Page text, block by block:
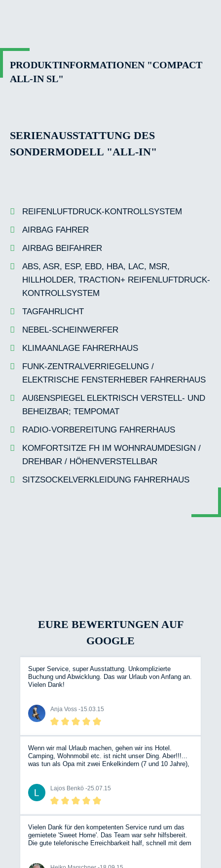
PRODUKTINFORMATIONEN "COMPACT
ALL-IN SL"
SERIENAUSSTATTUNG DES
SONDERMODELL "ALL-IN"
REIFENLUFTDRUCK-KONTROLLSYSTEM
AIRBAG FAHRER
AIRBAG BEIFAHRER
ABS, ASR, ESP, EBD, HBA, LAC, MSR,
HILLHOLDER, TRACTION+ REIFENLUFTDRUCK-
KONTROLLSYSTEM
TAGFAHRLICHT
NEBEL-SCHEINWERFER
KLIMAANLAGE FAHRERHAUS
FUNK-ZENTRALVERRIEGELUNG /
ELEKTRISCHE FENSTERHEBER FAHRERHAUS
AUßENSPIEGEL ELEKTRISCH VERSTELL- UND
BEHEIZBAR; TEMPOMAT
RADIO-VORBEREITUNG FAHRERHAUS
KOMFORTSITZE FH IM WOHNRAUMDESIGN /
DREHBAR / HÖHENVERSTELLBAR
SITZSOCKELVERKLEIDUNG FAHRERHAUS
EURE BEWERTUNGEN AUF
GOOGLE
Super Service, super Ausstattung. Unkomplizierte
Buchung und Abwicklung. Das war Urlaub von Anfang an.
Vielen Dank!
Anja Voss -15.03.15
Wenn wir mal Urlaub machen, gehen wir ins Hotel.
Camping, Wohnmobil etc. ist nicht unser Ding. Aber!!!...
was tun als Opa mit zwei Enkelkindern (7 und 10 Jahre),
freie Vermietungsräume und Wunschfahrzeug aussuchen
und kontaktieren, um von einem sehr freundlichen,
kompetenten Team beraten und bedient zu werden. Glück
haben sechs tolle Tage bei bestem Wetter erlebt
(Weserbergland, Fehmarn, Döbelner Land). Trotz der
1.800 km Fahrtstrecke sehr entspannt. Das Fahrzeug war
wiederholen! Danke an das BWM-Team! Übrigens, allen
Lajos Benkö -25.07.15
Vielen Dank für den kompetenten Service rund um das
gemietete 'Sweet Home'. Das Team war sehr hilfsbereit.
Die gute telefonische Erreichbarkeit half, schnell mit dem
Wohnmobile weiterempfehlen.